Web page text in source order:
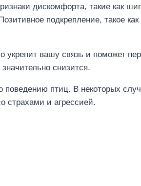
дискомфорта, такие как
подкрепление, такое
вашу связь и поможет
снизится.
птиц. В некоторых
страхами и агрессией.